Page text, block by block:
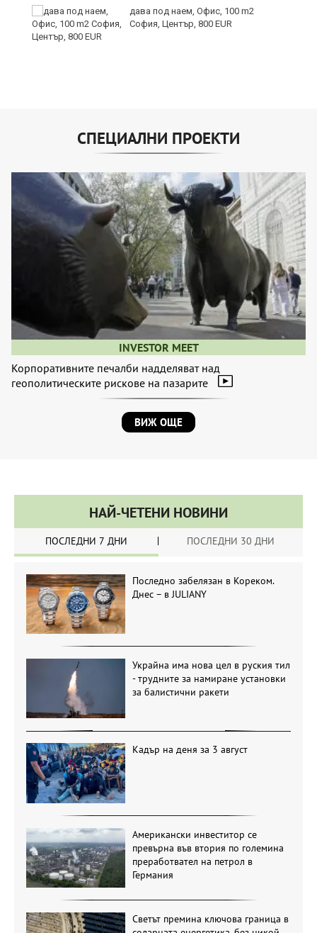
дава под наем, Офис, 100 m2
София, Център, 800 EUR
СПЕЦИАЛНИ ПРОЕКТИ
INVESTOR MEET
Корпоративните печалби надделяват над
геополитическите рискове на пазарите
ВИЖ ОЩЕ
НАЙ-ЧЕТЕНИ НОВИНИ
ПОСЛЕДНИ 7 ДНИ ПОСЛЕДНИ 30 ДНИ
Последно забелязан в Кореком.
Днес – в JULIANY
Украйна има нова цел в руския тил
- трудните за намиране установки
за балистични ракети
Кадър на деня за 3 август
Американски инвеститор се
превърна във втория по големина
преработвател на петрол в
Германия
Светът премина ключова граница в